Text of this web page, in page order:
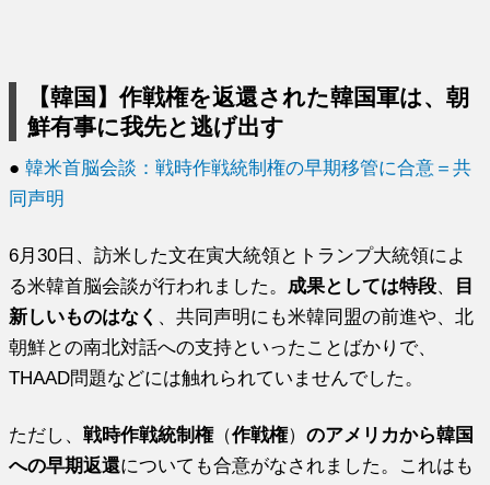
【韓国】作戦権を返還された韓国軍は、朝
鮮有事に我先と逃げ出す
●韓米首脳会談：戦時作戦統制権の早期移管に合意＝共
同声明
6月30日、訪米した文在寅大統領とトランプ大統領によ
る米韓首脳会談が行われました。 成果としては特段、
目
新しいものはなく 、共同声明にも米韓同盟の前進や、北
朝鮮との南北対話への支持といったことばかりで、
THAAD問題などには触れられていませんでした。
ただし、戦時作戦統制権（作戦権）のアメリカから韓国
への早期返還についても合意がなされました。これはも